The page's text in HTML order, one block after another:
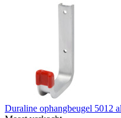
Duraline ophangbeugel 5012